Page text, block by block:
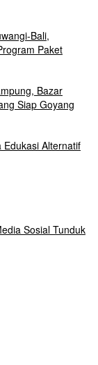
Bali,
Paket
Bazar
Siap Goyang
Edukasi Alternatif
Sosial Tunduk